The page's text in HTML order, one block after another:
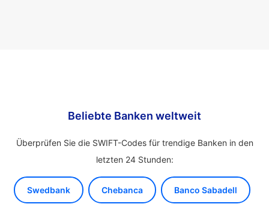
Beliebte Banken weltweit
Überprüfen Sie die SWIFT-Codes für trendige Banken in den
letzten 24 Stunden:
Swedbank Chebanca Banco Sabadell